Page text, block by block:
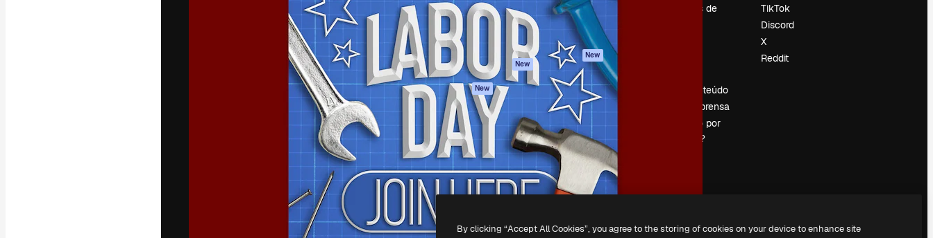
Gerador de vídeos
Texto para voz
Conteúdo de stock
MCP para
Claude/ChatGPT
New
Agentes New
API
App móvel
Todas as
ferramentas
condições
Política de
privacidade
Originais New
Política de cookies
Central de
confiabilidade
Afiliados
Empresas
Tendências de
Vender conteúdo
Sala de imprensa
Procurando por
magnific.ai?
TikTok
Discord
X
Reddit
Copyright © 2010-2026 Freepik Company S.L.U.Todos os direitos reservados.
By clicking “Accept All Cookies”, you agree to the storing of cookies on your device to enhance site